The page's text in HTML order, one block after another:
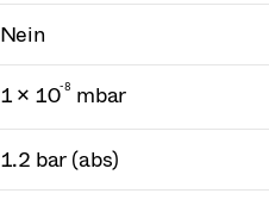
Nein
1 × 10-8 mbar
1.2 bar (abs)